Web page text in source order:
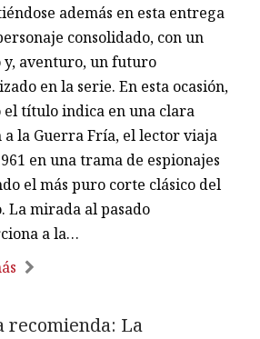
además en esta entrega
consolidado, con un
y, aventuro, un futuro
en la serie. En esta ocasión,
el título indica en una clara
a la Guerra Fría, el lector viaja
en una trama de espionajes
el más puro corte clásico del
La mirada al pasado
a la…
recomienda: La